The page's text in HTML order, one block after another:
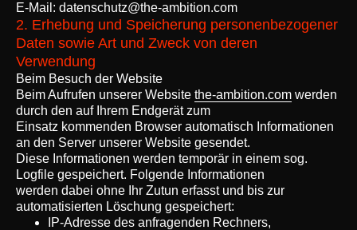
E-Mail: datenschutz@the-ambition.com
2. Erhebung und Speicherung personenbezogener
Daten sowie Art und Zweck von deren
Verwendung
Beim Besuch der Website
Beim Aufrufen unserer Website the-ambition.com werden
durch den auf Ihrem Endgerät zum
Einsatz kommenden Browser automatisch Informationen
an den Server unserer Website gesendet.
Diese Informationen werden temporär in einem sog.
Logfile gespeichert. Folgende Informationen
werden dabei ohne Ihr Zutun erfasst und bis zur
automatisierten Löschung gespeichert:
IP-Adresse des anfragenden Rechners,